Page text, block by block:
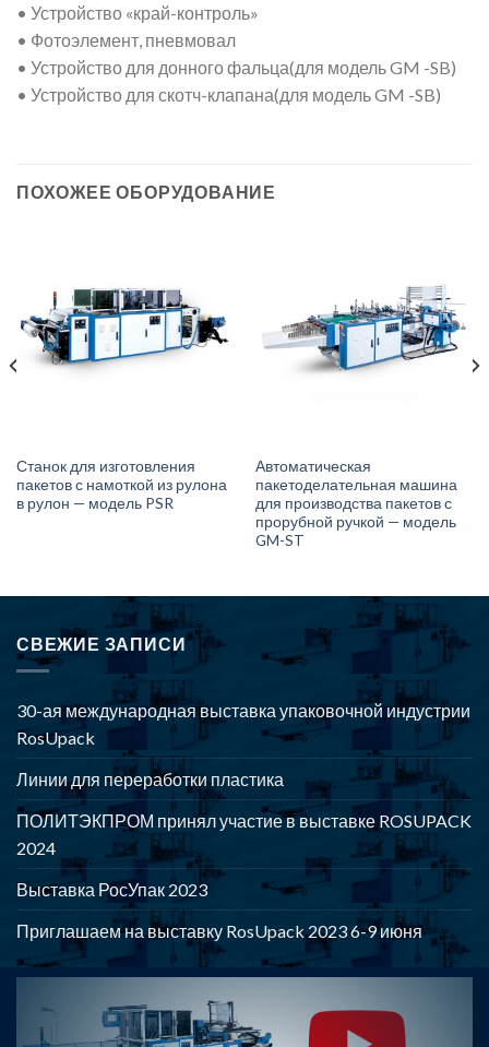
• Устройство «край-контроль»
• Фотоэлемент, пневмовал
• Устройство для донного фальца(для модель GM -SB)
• Устройство для скотч-клапана(для модель GM -SB)
ПОХОЖЕЕ ОБОРУДОВАНИЕ
Станок для изготовления
пакетов с намоткой из рулона
в рулон — модель PSR
Автоматическая
пакетоделательная машина
для производства пакетов с
прорубной ручкой — модель
GM-ST
СВЕЖИЕ ЗАПИСИ
30-ая международная выставка упаковочной индустрии
RosUpack
Линии для переработки пластика
ПОЛИТЭКПРОМ принял участие в выставке ROSUPACK
2024
Выставка РосУпак 2023
Приглашаем на выставку RosUpack 2023 6-9 июня
переработки полимерной продукции